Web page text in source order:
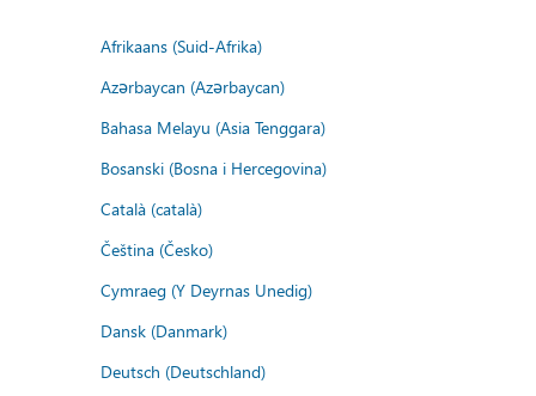
Afrikaans (Suid-Afrika)
Azərbaycan (Azərbaycan)
Bahasa Melayu (Asia Tenggara)
Bosanski (Bosna i Hercegovina)
Català (català)
Čeština (Česko)
Cymraeg (Y Deyrnas Unedig)
Dansk (Danmark)
Deutsch (Deutschland)